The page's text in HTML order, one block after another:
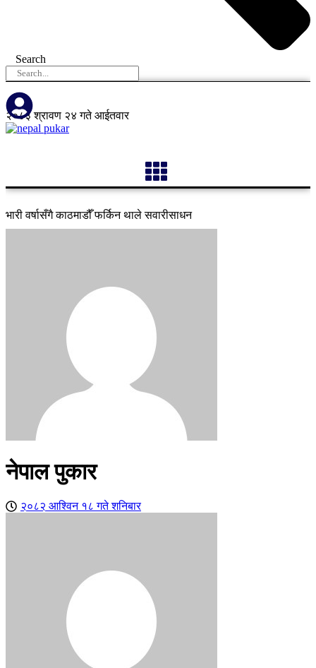
Search
२०८३ श्रावण २४ गते आईतवार
भारी वर्षासँगै काठमाडौँ फर्किन थाले सवारीसाधन
नेपाल पुकार
२०८२ आश्विन १८ गते शनिबार